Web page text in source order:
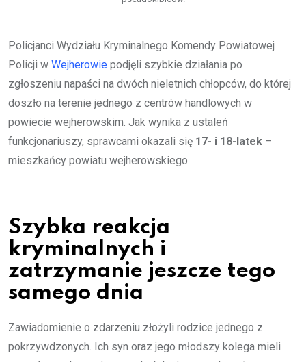
Policjanci Wydziału Kryminalnego Komendy Powiatowej
Policji w Wejherowie podjęli szybkie działania po
zgłoszeniu napaści na dwóch nieletnich chłopców, do której
doszło na terenie jednego z centrów handlowych w
powiecie wejherowskim. Jak wynika z ustaleń
funkcjonariuszy, sprawcami okazali się 17- i 18-latek –
mieszkańcy powiatu wejherowskiego.
Szybka reakcja
kryminalnych i
zatrzymanie jeszcze tego
samego dnia
Zawiadomienie o zdarzeniu złożyli rodzice jednego z
pokrzywdzonych. Ich syn oraz jego młodszy kolega mieli